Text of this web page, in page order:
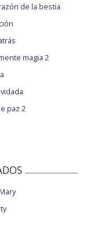
de la bestia
magia 2
paz 2